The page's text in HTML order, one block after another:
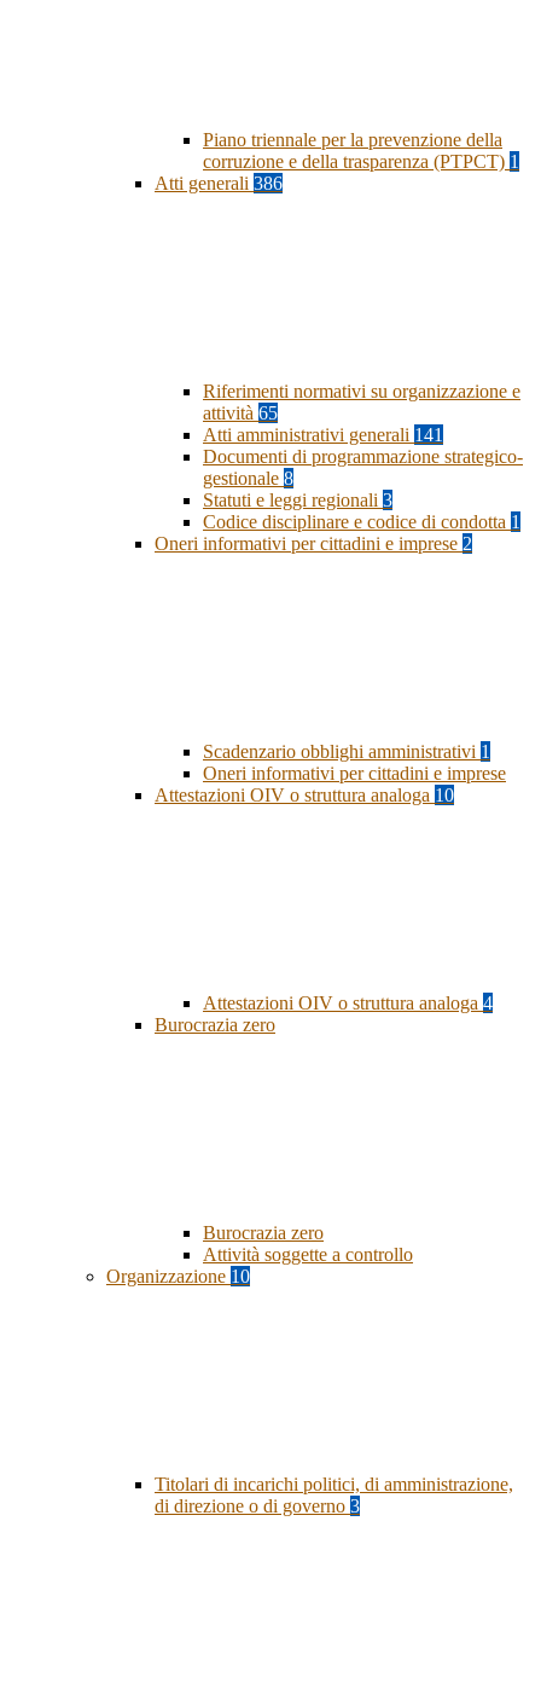
Piano triennale per la prevenzione della
corruzione e della trasparenza (PTPCT) 1
Atti generali 386
Riferimenti normativi su organizzazione e
attività 65
Atti amministrativi generali 141
Documenti di programmazione strategico-
gestionale 8
Statuti e leggi regionali 3
Codice disciplinare e codice di condotta 1
Oneri informativi per cittadini e imprese 2
Scadenzario obblighi amministrativi 1
Oneri informativi per cittadini e imprese
Attestazioni OIV o struttura analoga 10
Attestazioni OIV o struttura analoga 4
Burocrazia zero
Burocrazia zero
Attività soggette a controllo
Organizzazione 10
Titolari di incarichi politici, di amministrazione,
di direzione o di governo 3